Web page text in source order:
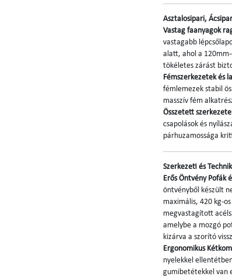
Asztalosipari,
Vastag faanyagok
vastagabb
alatt, ahol a
tökéletes zárást
Fémszerkezetek és
fémlemezek stabil
masszív fém
Összetett
csapolások és
párhuzamossága
Szerkezeti és
Erős Öntvény Pofák
öntvényből készült
maximális, 420 kg-
megvastagított
amelybe a mozgó
kizárva a szorító
Ergonomikus
nyelekkel
gumibetétekkel van